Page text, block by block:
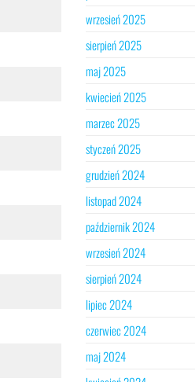
wrzesień 2025
sierpień 2025
maj 2025
kwiecień 2025
marzec 2025
styczeń 2025
grudzień 2024
listopad 2024
październik 2024
wrzesień 2024
sierpień 2024
lipiec 2024
czerwiec 2024
maj 2024